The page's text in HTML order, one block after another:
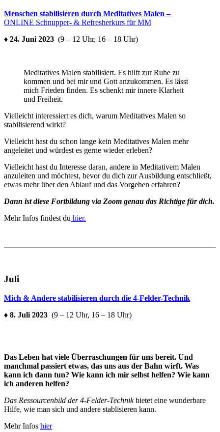
Menschen stabilisieren durch Meditatives Malen –
ONLINE Schnupper- & Refresherkurs für MM
♦ 24. Juni 2023 (9 – 12 Uhr, 16 – 18 Uhr)
Meditatives Malen stabilisiert. Es hilft zur Ruhe zu
kommen und bei mir und Gott anzukommen. Es lässt
mich Frieden finden. Es schenkt mir innere Klarheit
und Freiheit.
Vielleicht interessiert es dich, warum Meditatives Malen so
stabilisierend wirkt?
Vielleicht hast du schon lange kein Meditatives Malen mehr
angeleitet und würdest es gerne wieder erleben?
Vielleicht hast du Interesse daran, andere in Meditativem Malen
anzuleiten und möchtest, bevor du dich zur Ausbildung entschließt,
etwas mehr über den Ablauf und das Vorgehen erfahren?
Dann ist diese Fortbildung via Zoom genau das Richtige für dich.
Mehr Infos findest du hier.
Juli
Mich & Andere stabilisieren durch die 4-Felder-Technik
♦ 8. Juli 2023 (9 – 12 Uhr, 16 – 18 Uhr)
Das Leben hat viele Überraschungen für uns bereit. Und
manchmal passiert etwas, das uns aus der Bahn wirft. Was
kann ich dann tun? Wie kann ich mir selbst helfen? Wie kann
ich anderen helfen?
Das Ressourcenbild der 4-Felder-Technikbietet eine wunderbare
Hilfe, wie man sich und andere stablisieren kann.
Mehr Infos hier